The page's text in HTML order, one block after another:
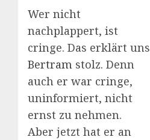
Wer nicht
nachplappert, ist
cringe. Das erklärt uns
Bertram stolz. Denn
auch er war cringe,
uninformiert, nicht
ernst zu nehmen.
Aber jetzt hat er an